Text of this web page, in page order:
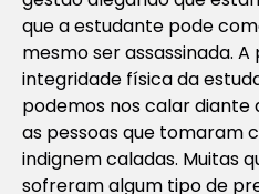
que a estudante pode
mesmo ser assassinada.
integridade física da
podemos nos calar diante
as pessoas que tomaram
indignem caladas. Muitas
sofreram algum tipo de